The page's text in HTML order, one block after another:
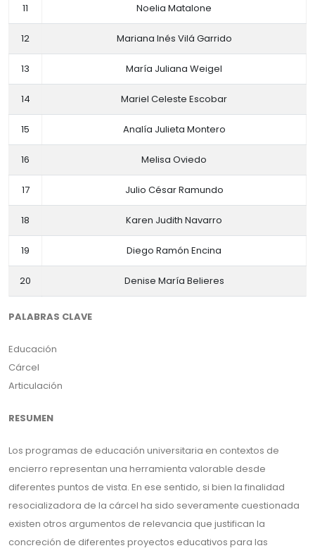
11 Noelia Matalone
12 Mariana Inés Vilá Garrido
13 María Juliana Weigel
14 Mariel Celeste Escobar
15 Analía Julieta Montero
16 Melisa Oviedo
17 Julio César Ramundo
18 Karen Judith Navarro
19 Diego Ramón Encina
20 Denise María Belieres
PALABRAS CLAVE
Educación
Cárcel
Articulación
RESUMEN
Los programas de educación universitaria en contextos de
encierro representan una herramienta valorable desde
diferentes puntos de vista. En ese sentido, si bien la finalidad
resocializadora de la cárcel ha sido severamente cuestionada
existen otros argumentos de relevancia que justifican la
concreción de diferentes proyectos educativos para las